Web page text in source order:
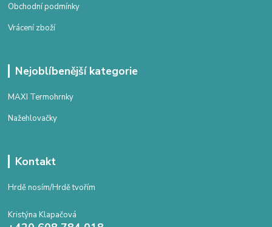
Obchodní podmínky
Vrácení zboží
Nejoblíbenější kategorie
MAXI Termohrnky
Nažehlovačky
Kontakt
Hrdě nosím/Hrdě tvořím
Kristýna Klapačová